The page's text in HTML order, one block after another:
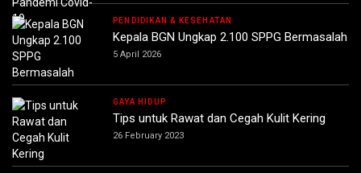
PENDIDIKAN & KESEHATAN
Kepala BGN Ungkap 2.100 SPPG Bermasalah
5 April 2026
GAYA HIDUP
Tips untuk Rawat dan Cegah Kulit Kering
26 February 2023